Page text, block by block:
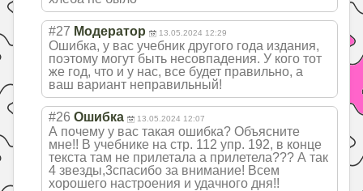
#27 Модератор 13.05.2024 12:29
Ошибка, у вас учебник другого года издания,
поэтому могут быть несовпадения. У кого тот
же год, что и у нас, все будет правильно, а
ваш вариант неправильный!
#26 Ошибка 13.05.2024 12:07
А почему у вас такая ошибка? Объясните
мне!! В учебнике на стр. 112 упр. 192, в конце
текста там не прилетала а прилетела??? А так
4 звезды,3спасибо за внимание! Всем
хорошего настроения и удачного дня!!